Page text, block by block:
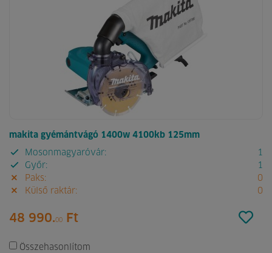
makita gyémántvágó 1400w 4100kb 125mm
Mosonmagyaróvár:
1
Győr:
1
Paks:
0
Külső raktár:
0
48 990.00 Ft
Összehasonlítom